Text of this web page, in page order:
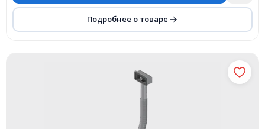
Подробнее о товаре